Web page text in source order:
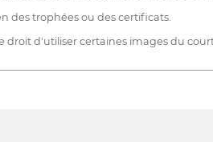
des trophées ou des certificats.
droit d'utiliser certaines images du